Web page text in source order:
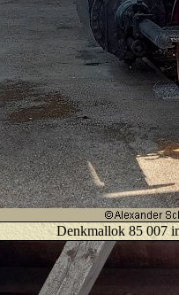
Denkmallok 85 007